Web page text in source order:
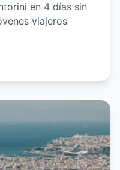
en 4 días sin
viajeros